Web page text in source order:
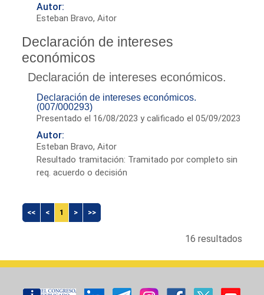
Autor:
Esteban Bravo, Aitor
Declaración de intereses
económicos
Declaración de intereses económicos.
Declaración de intereses económicos.
(007/000293)
Presentado el 16/08/2023 y calificado el 05/09/2023
Autor:
Esteban Bravo, Aitor
Resultado tramitación: Tramitado por completo sin
req. acuerdo o decisión
<< < 1 > >>
16 resultados